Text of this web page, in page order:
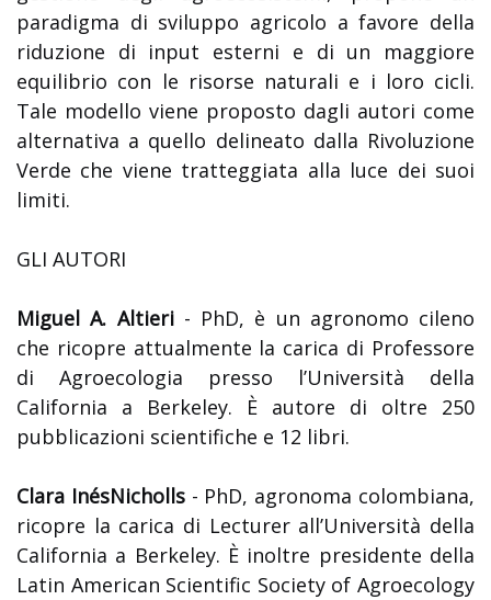
paradigma di sviluppo agricolo a favore della
riduzione di input esterni e di un maggiore
equilibrio con le risorse naturali e i loro cicli.
Tale modello viene proposto dagli autori come
alternativa a quello delineato dalla Rivoluzione
Verde che viene tratteggiata alla luce dei suoi
limiti.
GLI AUTORI
Miguel A. Altieri- PhD, è un agronomo cileno
che ricopre attualmente la carica di Professore
di Agroecologia presso l’Università della
California a Berkeley. È autore di oltre 250
pubblicazioni scientifiche e 12 libri.
Clara InésNicholls- PhD, agronoma colombiana,
ricopre la carica di Lecturer all’Università della
California a Berkeley. È inoltre presidente della
Latin American Scientific Society of Agroecology